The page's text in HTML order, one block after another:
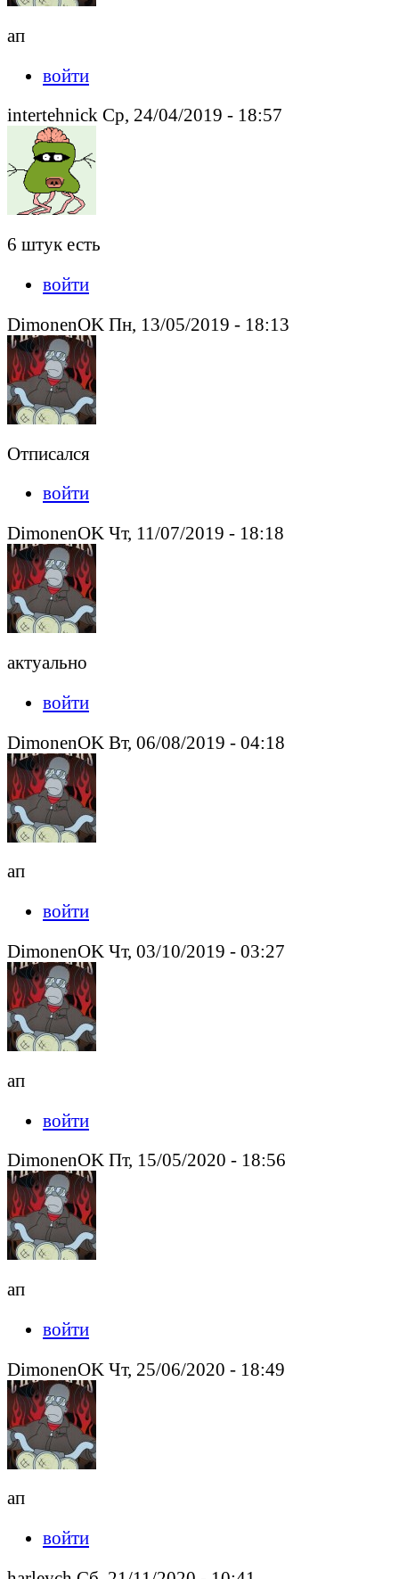
ап
войти
intertehnick Ср, 24/04/2019 - 18:57
6 штук есть
войти
DimonenOK Пн, 13/05/2019 - 18:13
Отписался
войти
DimonenOK Чт, 11/07/2019 - 18:18
актуально
войти
DimonenOK Вт, 06/08/2019 - 04:18
ап
войти
DimonenOK Чт, 03/10/2019 - 03:27
ап
войти
DimonenOK Пт, 15/05/2020 - 18:56
ап
войти
DimonenOK Чт, 25/06/2020 - 18:49
ап
войти